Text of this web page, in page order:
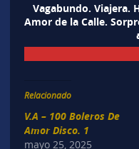
Vagabundo. Viajera.
Amor de la Calle.
Relacionado
V.A – 100 Boleros De
Amor Disco. 1
mayo 25, 2025